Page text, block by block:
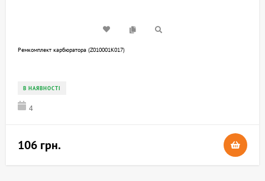
Ремкомплект карбюратора (Z010001K017)
В НАЯВНОСТІ
4
106 грн.